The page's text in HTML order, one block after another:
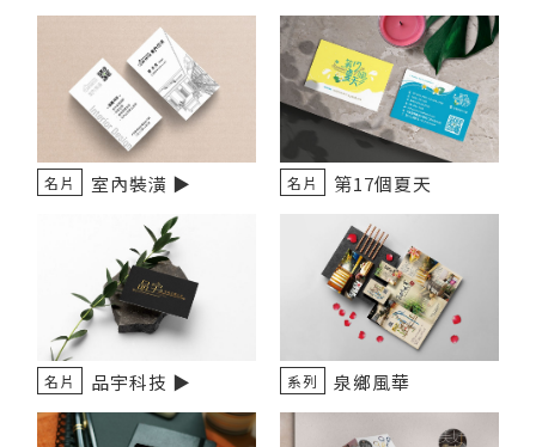
室內裝潢 ▶
名片 第17個夏天
名片
品宇科技 ▶️
名片 泉鄉風華
系列